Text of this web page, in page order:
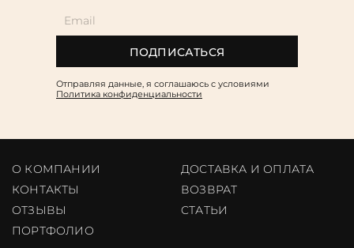
ПОДПИСАТЬСЯ
Отправляя данные, я соглашаюсь c условиями
Политика конфиденциальности
О КОМПАНИИ
ДОСТАВКА И ОПЛАТА
КОНТАКТЫ
ВОЗВРАТ
ОТЗЫВЫ
CТАТЬИ
ПОРТФОЛИО